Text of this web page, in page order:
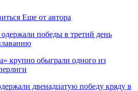
Еще от автора
победы в третий день
крупно обыграли одного из
двенадцатую победу кряду в